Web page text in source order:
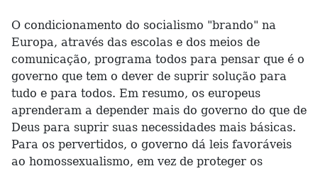
O condicionamento do socialismo "brando" na
Europa, através das escolas e dos meios de
comunicação, programa todos para pensar que é o
governo que tem o dever de suprir solução para
tudo e para todos. Em resumo, os europeus
aprenderam a depender mais do governo do que de
Deus para suprir suas necessidades mais básicas.
Para os pervertidos, o governo dá leis favoráveis
ao homossexualismo, em vez de proteger os